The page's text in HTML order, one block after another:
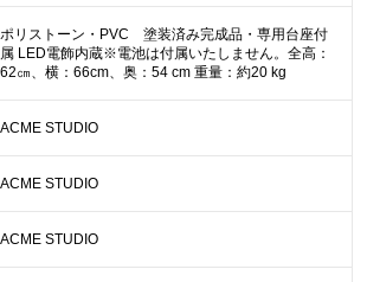
ポリストーン・PVC 塗装済み完成品・専用台座付
属 LED電飾内蔵※電池は付属いたしません。全高：
62㎝、横：66cm、奥：54 cm 重量：約20 kg
ACME STUDIO
ACME STUDIO
ACME STUDIO